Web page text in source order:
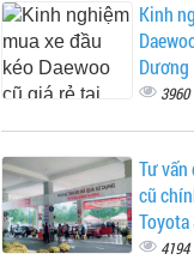
Kinh
Dương
3960
Tư vấn
cũ
4194